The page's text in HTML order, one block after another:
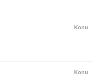
Konu
Konu